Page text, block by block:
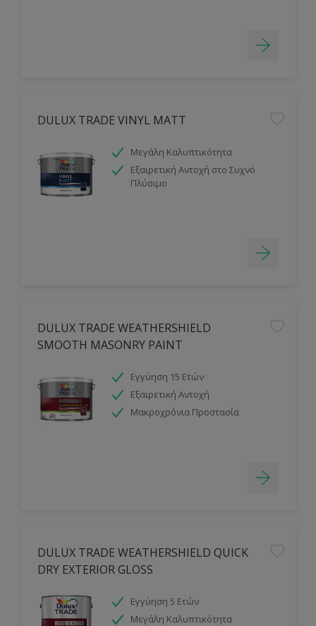
DULUX TRADE VINYL MATT
Μεγάλη Καλυπτικότητα
Εξαιρετική Αντοχή στο Συχνό
Πλύσιμο
DULUX TRADE WEATHERSHIELD
SMOOTH MASONRY PAINT
Εγγύηση 15 Ετών
Εξαιρετική Αντοχή
Μακροχρόνια Προστασία
DULUX TRADE WEATHERSHIELD QUICK
DRY EXTERIOR GLOSS
Εγγύηση 5 Ετών
Μεγάλη Καλυπτικότητα